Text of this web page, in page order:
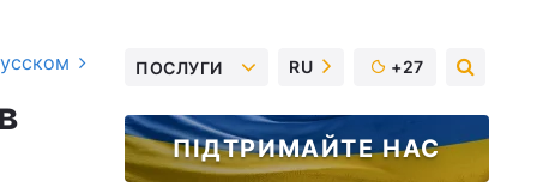
ПОСЛУГИ RU +27
ПІДТРИМАЙТЕ НАС